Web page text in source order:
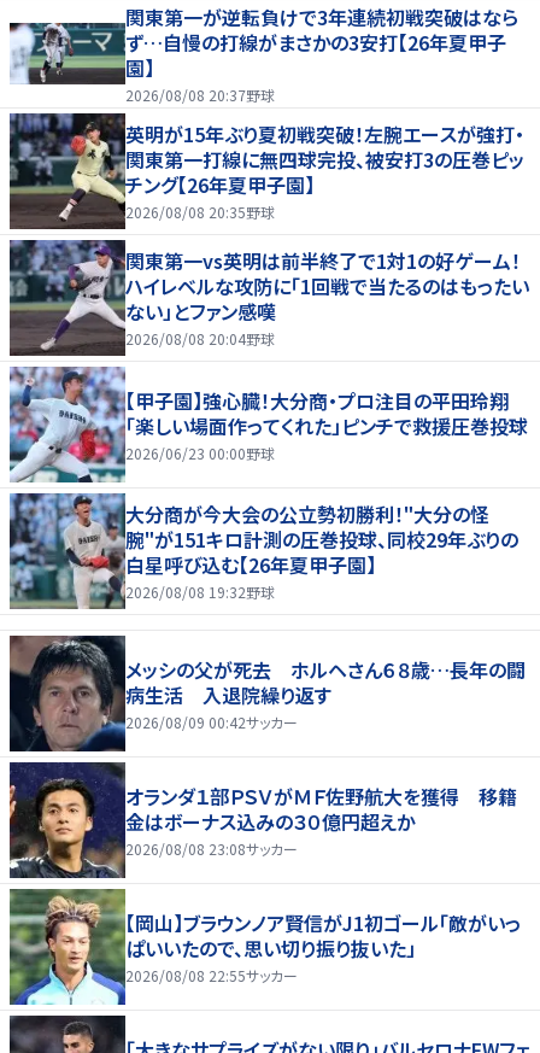
関東第一が逆転負けで3年連続初戦突破はなら
ず…自慢の打線がまさかの3安打【26年夏甲子
園】
2026/08/08 20:37野球
英明が15年ぶり夏初戦突破！左腕エースが強打・
関東第一打線に無四球完投、被安打3の圧巻ピッ
チング【26年夏甲子園】
2026/08/08 20:35野球
関東第一vs英明は前半終了で1対1の好ゲーム！
ハイレベルな攻防に「1回戦で当たるのはもったい
ない」とファン感嘆
2026/08/08 20:04野球
【甲子園】強心臓！大分商・プロ注目の平田玲翔
「楽しい場面作ってくれた」ピンチで救援圧巻投球
2026/06/23 00:00野球
大分商が今大会の公立勢初勝利！"大分の怪
腕"が151キロ計測の圧巻投球、同校29年ぶりの
白星呼び込む【26年夏甲子園】
2026/08/08 19:32野球
メッシの父が死去 ホルヘさん６８歳…長年の闘
病生活 入退院繰り返す
2026/08/09 00:42サッカー
オランダ１部ＰＳＶがＭＦ佐野航大を獲得 移籍
金はボーナス込みの３０億円超えか
2026/08/08 23:08サッカー
【岡山】ブラウンノア賢信がJ1初ゴール「敵がいっ
ぱいいたので、思い切り振り抜いた」
2026/08/08 22:55サッカー